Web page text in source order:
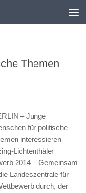
Themen
– Junge
für politische
interessieren –
Lichtenthäler
2014 – Gemeinsam
Landeszentrale für
durch, der